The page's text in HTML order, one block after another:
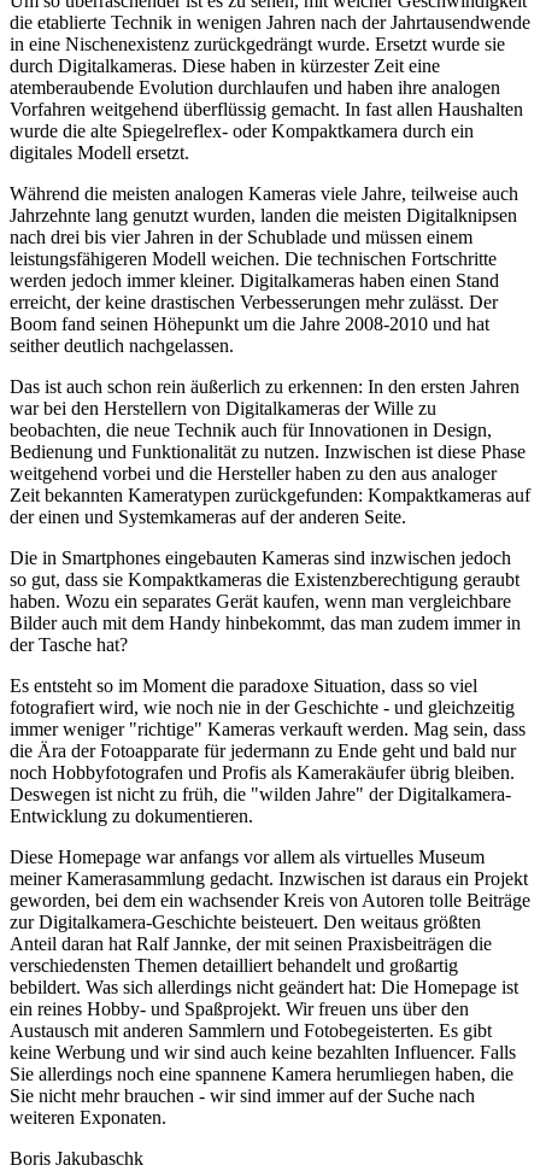
die etablierte Technik in wenigen Jahren nach der Jahrtausendwende
in eine Nischenexistenz zurückgedrängt wurde. Ersetzt wurde sie
durch Digitalkameras. Diese haben in kürzester Zeit eine
atemberaubende Evolution durchlaufen und haben ihre analogen
Vorfahren weitgehend überflüssig gemacht. In fast allen Haushalten
wurde die alte Spiegelreflex- oder Kompaktkamera durch ein
digitales Modell ersetzt.
Während die meisten analogen Kameras viele Jahre, teilweise auch
Jahrzehnte lang genutzt wurden, landen die meisten Digitalknipsen
nach drei bis vier Jahren in der Schublade und müssen einem
leistungsfähigeren Modell weichen. Die technischen Fortschritte
werden jedoch immer kleiner. Digitalkameras haben einen Stand
erreicht, der keine drastischen Verbesserungen mehr zulässt. Der
Boom fand seinen Höhepunkt um die Jahre 2008-2010 und hat
seither deutlich nachgelassen.
Das ist auch schon rein äußerlich zu erkennen: In den ersten Jahren
war bei den Herstellern von Digitalkameras der Wille zu
beobachten, die neue Technik auch für Innovationen in Design,
Bedienung und Funktionalität zu nutzen. Inzwischen ist diese Phase
weitgehend vorbei und die Hersteller haben zu den aus analoger
Zeit bekannten Kameratypen zurückgefunden: Kompaktkameras auf
der einen und Systemkameras auf der anderen Seite.
Die in Smartphones eingebauten Kameras sind inzwischen jedoch
so gut, dass sie Kompaktkameras die Existenzberechtigung geraubt
haben. Wozu ein separates Gerät kaufen, wenn man vergleichbare
Bilder auch mit dem Handy hinbekommt, das man zudem immer in
der Tasche hat?
Es entsteht so im Moment die paradoxe Situation, dass so viel
fotografiert wird, wie noch nie in der Geschichte - und gleichzeitig
immer weniger "richtige" Kameras verkauft werden. Mag sein, dass
die Ära der Fotoapparate für jedermann zu Ende geht und bald nur
noch Hobbyfotografen und Profis als Kamerakäufer übrig bleiben.
Deswegen ist nicht zu früh, die "wilden Jahre" der Digitalkamera-
Entwicklung zu dokumentieren.
Diese Homepage war anfangs vor allem als virtuelles Museum
meiner Kamerasammlung gedacht. Inzwischen ist daraus ein Projekt
geworden, bei dem ein wachsender Kreis von Autoren tolle Beiträge
zur Digitalkamera-Geschichte beisteuert. Den weitaus größten
Anteil daran hat Ralf Jannke, der mit seinen Praxisbeiträgen die
verschiedensten Themen detailliert behandelt und großartig
bebildert. Was sich allerdings nicht geändert hat: Die Homepage ist
ein reines Hobby- und Spaßprojekt. Wir freuen uns über den
Austausch mit anderen Sammlern und Fotobegeisterten. Es gibt
keine Werbung und wir sind auch keine bezahlten Influencer. Falls
Sie allerdings noch eine spannene Kamera herumliegen haben, die
Sie nicht mehr brauchen - wir sind immer auf der Suche nach
weiteren Exponaten.
Boris Jakubaschk